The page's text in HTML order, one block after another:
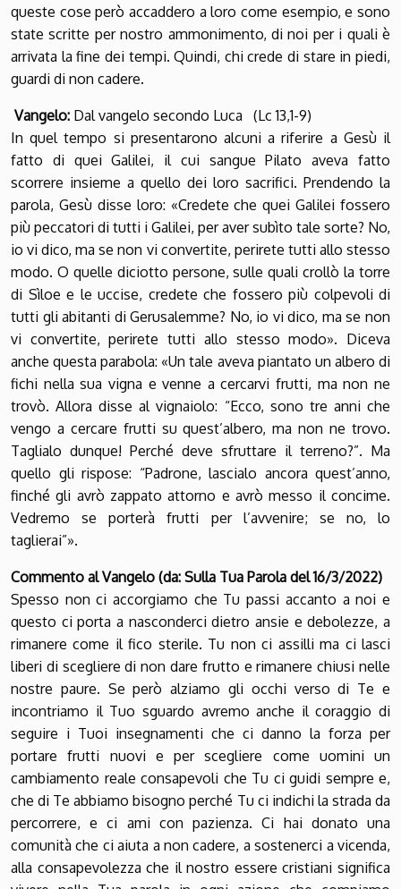
queste cose però accaddero a loro come esempio, e sono
state scritte per nostro ammonimento, di noi per i quali è
arrivata la fine dei tempi. Quindi, chi crede di stare in piedi,
guardi di non cadere.
Vangelo: Dal vangelo secondo Luca (Lc 13,1-9)
In quel tempo si presentarono alcuni a riferire a Gesù il
fatto di quei Galilei, il cui sangue Pilato aveva fatto
scorrere insieme a quello dei loro sacrifici. Prendendo la
parola, Gesù disse loro: «Credete che quei Galilei fossero
più peccatori di tutti i Galilei, per aver subìto tale sorte? No,
io vi dico, ma se non vi convertite, perirete tutti allo stesso
modo. O quelle diciotto persone, sulle quali crollò la torre
di Sìloe e le uccise, credete che fossero più colpevoli di
tutti gli abitanti di Gerusalemme? No, io vi dico, ma se non
vi convertite, perirete tutti allo stesso modo». Diceva
anche questa parabola: «Un tale aveva piantato un albero di
fichi nella sua vigna e venne a cercarvi frutti, ma non ne
trovò. Allora disse al vignaiolo: “Ecco, sono tre anni che
vengo a cercare frutti su quest’albero, ma non ne trovo.
Taglialo dunque! Perché deve sfruttare il terreno?”. Ma
quello gli rispose: “Padrone, lascialo ancora quest’anno,
finché gli avrò zappato attorno e avrò messo il concime.
Vedremo se porterà frutti per l’avvenire; se no, lo
taglierai”».
Commento al Vangelo (da: Sulla Tua Parola del 16/3/2022)
Spesso non ci accorgiamo che Tu passi accanto a noi e
questo ci porta a nasconderci dietro ansie e debolezze, a
rimanere come il fico sterile. Tu non ci assilli ma ci lasci
liberi di scegliere di non dare frutto e rimanere chiusi nelle
nostre paure. Se però alziamo gli occhi verso di Te e
incontriamo il Tuo sguardo avremo anche il coraggio di
seguire i Tuoi insegnamenti che ci danno la forza per
portare frutti nuovi e per scegliere come uomini un
cambiamento reale consapevoli che Tu ci guidi sempre e,
che di Te abbiamo bisogno perché Tu ci indichi la strada da
percorrere, e ci ami con pazienza. Ci hai donato una
comunità che ci aiuta a non cadere, a sostenerci a vicenda,
alla consapevolezza che il nostro essere cristiani significa